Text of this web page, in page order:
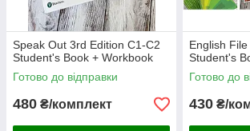
Speak Out 3rd Edition C1-C2
Student's Book + Workbook
Готово до відправки
480 ₴/комплект
English
Student's
Готово до
430 ₴/